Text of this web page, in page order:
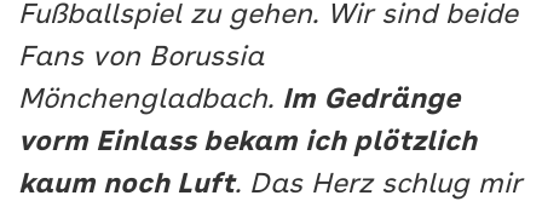
Fußballspiel zu gehen. Wir sind beide
Fans von Borussia
Mönchengladbach. Im Gedränge
vorm Einlass bekam ich plötzlich
kaum noch Luft. Das Herz schlug mir